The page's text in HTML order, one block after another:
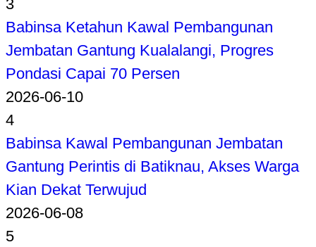
3
Babinsa Ketahun Kawal Pembangunan
Jembatan Gantung Kualalangi, Progres
Pondasi Capai 70 Persen
2026-06-10
4
Babinsa Kawal Pembangunan Jembatan
Gantung Perintis di Batiknau, Akses Warga
Kian Dekat Terwujud
2026-06-08
5